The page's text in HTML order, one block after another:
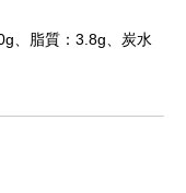
、脂質：3.8g、炭水